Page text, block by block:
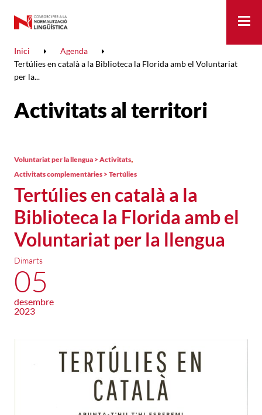
Inici
Agenda
Tertúlies en català a la Biblioteca la Florida amb el Voluntariat
per la...
Activitats al territori
Tertúlies en català a la
Biblioteca la Florida amb el
Voluntariat per la llengua
Voluntariat per la llengua > Activitats,
Activitats complementàries > Tertúlies
Dimarts
05
desembre
2023